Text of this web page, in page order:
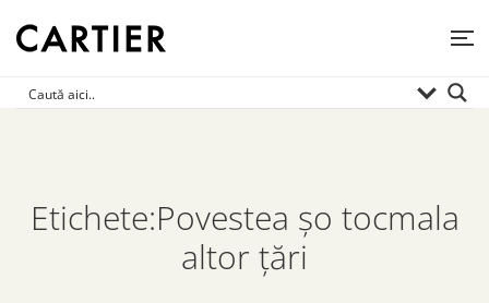
Etichete:Povestea șo tocmala
altor țări